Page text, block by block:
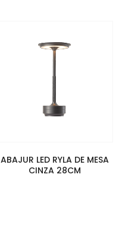
ABAJUR LED RYLA DE MESA
CINZA 28CM